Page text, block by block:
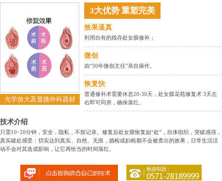
3大优势 重塑完美
效果逼真
利用自有的残存处女膜修补；
微创
由“30年微创主任”亲自操作。
恢复快
普通修补术需要休息20-30天，处女膜花苞修复术 3天左
右即可同房，确保落红。
光学放大及显微外科器材
技术介绍
只需10~20分钟，安全，隐私，不留记录。修复后处女膜恢复如“处”，自体组织，突破感强，
真实破处感受；切实达到真实、自然、无痕，婚检或妇检都不会被查出的效果，日常生活活
动不会对其造成影响，让它再恰当的时间落红。